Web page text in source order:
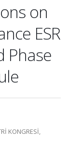
on
ESR
Phase
KONGRESİ,